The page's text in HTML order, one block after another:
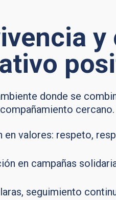
y
donde se
cercano.
en valores: respeto,
en campañas
seguimiento